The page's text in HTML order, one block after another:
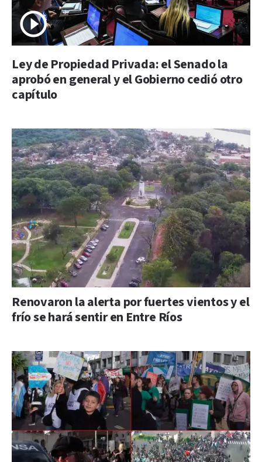
Ley de Propiedad Privada: el Senado la
aprobó en general y el Gobierno cedió otro
capítulo
Renovaron la alerta por fuertes vientos y el
frío se hará sentir en Entre Ríos